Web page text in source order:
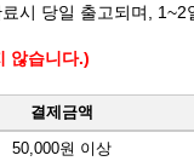
시 당일 출고되며, 1~2
않습니다.)
결제금액
50,000원 이상